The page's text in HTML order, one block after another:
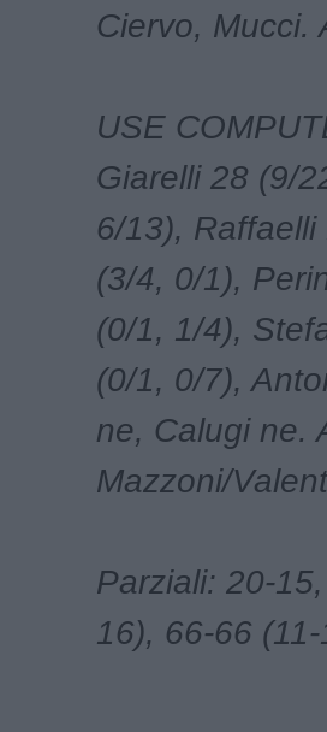
Ciervo, Mucci.
USE
Giarelli 28 (9/
6/13),
(3/4, 0/1),
(0/1, 1/4),
(0/1, 0/7),
ne, Calugi ne.
Mazzoni/
Parziali: 20-
16), 66-66